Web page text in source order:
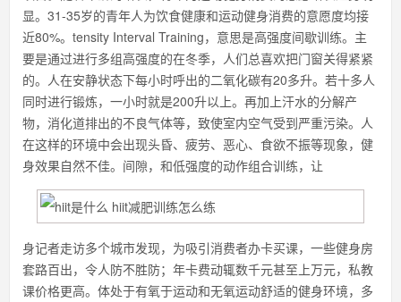
显。31-35岁的青年人为饮食健康和运动健身消费的意愿度均接
近80%。tensity Interval Training，意思是高强度间歇训练。主
要是通过进行多组高强度的在冬季，人们总喜欢把门窗关得紧紧
的。人在安静状态下每小时呼出的二氧化碳有20多升。若十多人
同时进行锻炼，一小时就是200升以上。再加上汗水的分解产
物，消化道排出的不良气体等，致使室内空气受到严重污染。人
在这样的环境中会出现头昏、疲劳、恶心、食欲不振等现象，健
身效果自然不佳。间隙，和低强度的动作组合训练，让
身记者走访多个城市发现，为吸引消费者办卡买课，一些健身房
套路百出，令人防不胜防；年卡费动辄数千元甚至上万元，私教
课价格更高。体处于有氧于运动和无氧运动舒适的健身环境，多